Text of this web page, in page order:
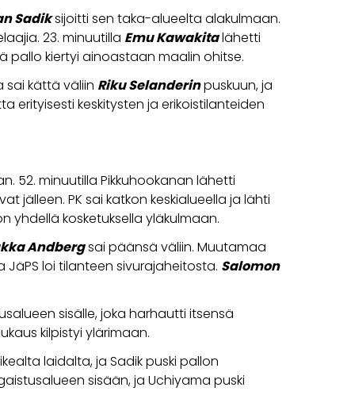
Sadiksijoitti sen taka-alueelta alakulmaan.
23. minuutilla Emu Kawakitalähetti
pallo kiertyi ainoastaan maalin ohitse.
sai kättä väliin Riku Selanderinpuskuun, ja
erityisesti keskitysten ja erikoistilanteiden
52. minuutilla Pikkuhookanan lähetti
jälleen. PK sai katkon keskialueella ja lähti
yhdellä kosketuksella yläkulmaan.
Andbergsai päänsä väliin. Muutamaa
JäPS loi tilanteen sivurajaheitosta. Salomon
sisälle, joka harhautti itsensä
kilpistyi ylärimaan.
laidalta, ja Sadik puski pallon
sisään, ja Uchiyama puski